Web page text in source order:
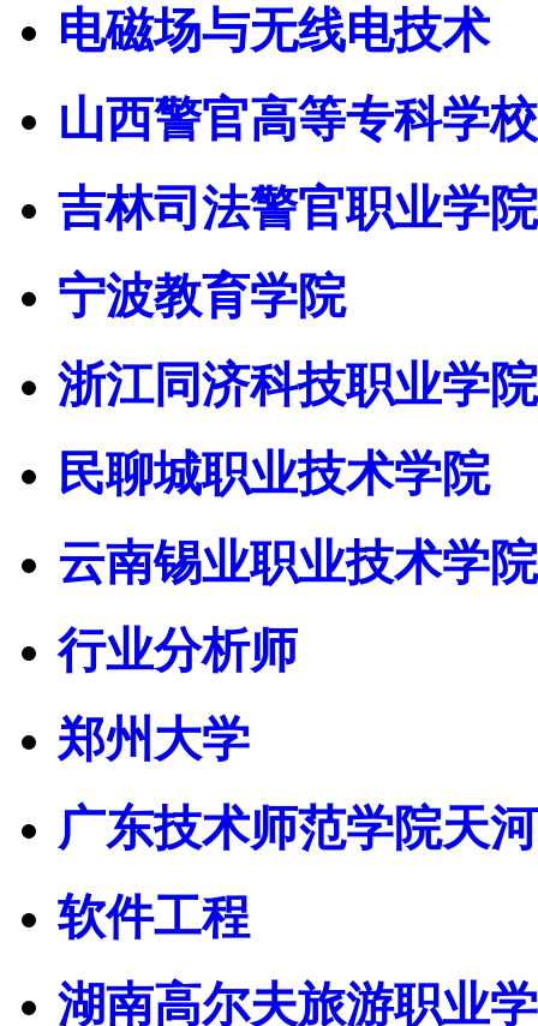
电磁场与无线电技术
山西警官高等专科学校
吉林司法警官职业学院
宁波教育学院
浙江同济科技职业学院
民聊城职业技术学院
云南锡业职业技术学院
行业分析师
郑州大学
广东技术师范学院天
软件工程
湖南高尔夫旅游职业